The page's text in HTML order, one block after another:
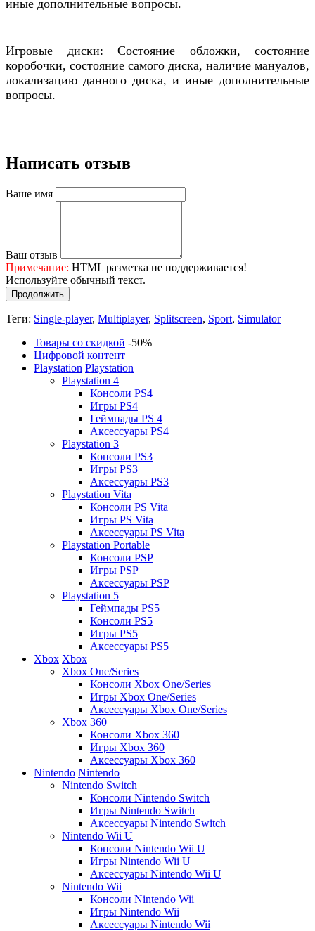
иные дополнительные вопросы.
Игровые диски: Состояние обложки, состояние
коробочки, состояние самого диска, наличие мануалов,
локализацию данного диска, и иные дополнительные
вопросы.
Написать отзыв
Ваше имя
Ваш отзыв
Примечание: HTML разметка не поддерживается!
Используйте обычный текст.
Продолжить
Теги: Single-player, Multiplayer, Splitscreen, Sport, Simulator
Товары со скидкой -50%
Цифровой контент
Playstation Playstation
Playstation 4
Консоли PS4
Игры PS4
Геймпады PS 4
Аксессуары PS4
Playstation 3
Консоли PS3
Игры PS3
Аксессуары PS3
Playstation Vita
Консоли PS Vita
Игры PS Vita
Аксессуары PS Vita
Playstation Portable
Консоли PSP
Игры PSP
Аксессуары PSP
Playstation 5
Геймпады PS5
Консоли PS5
Игры PS5
Аксессуары PS5
Xbox Xbox
Xbox One/Series
Консоли Xbox One/Series
Игры Xbox One/Series
Аксессуары Xbox One/Series
Xbox 360
Консоли Xbox 360
Игры Xbox 360
Аксессуары Xbox 360
Nintendo Nintendo
Nintendo Switch
Консоли Nintendo Switch
Игры Nintendo Switch
Аксессуары Nintendo Switch
Nintendo Wii U
Консоли Nintendo Wii U
Игры Nintendo Wii U
Аксессуары Nintendo Wii U
Nintendo Wii
Консоли Nintendo Wii
Игры Nintendo Wii
Аксессуары Nintendo Wii